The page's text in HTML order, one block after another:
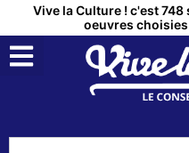
Vive la Culture ! c'est
oeuvres